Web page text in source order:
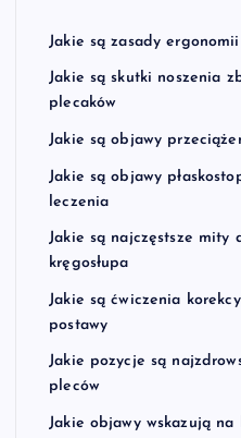
Jakie są zasady
Jakie są skutki noszenia
plecaków
Jakie są objawy
Jakie są objawy
leczenia
Jakie są najczęstsze mity
kręgosłupa
Jakie są ćwiczenia
postawy
Jakie pozycje są
pleców
Jakie objawy wskazują